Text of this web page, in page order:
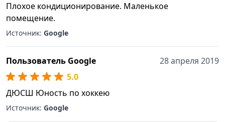
Плохое кондиционирование. Маленькое
помещение.
Источник: Google
Пользователь Google
28 апреля 2019
5.0
ДЮСШ Юность по хоккею
Источник: Google